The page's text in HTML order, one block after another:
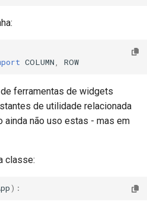
COLUMN, ROW
ferramentas de widgets
de utilidade relacionada
não uso estas - mas em
classe:
):